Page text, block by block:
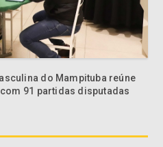
do Mampituba reúne
91 partidas disputadas